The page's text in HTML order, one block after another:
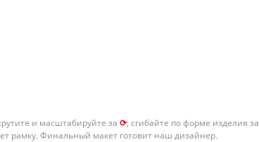
и масштабируйте за ⟳, сгибайте по форме изделия за
рамку. Финальный макет готовит наш дизайнер.